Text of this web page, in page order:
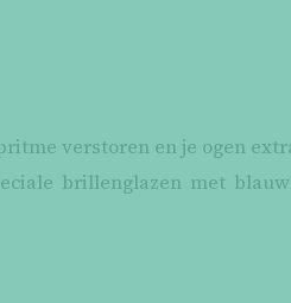
verstoren en je ogen
brillenglazen met